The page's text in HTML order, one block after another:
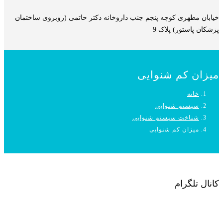
خیابان مطهری کوچه پنجم جنب داروخانه دکتر حاتمی (روبروی ساختمان
پزشکان پاستور) پلاک 9
میزان کم شنوایی
خانه
سیستم شنوایی
شناخت سیستم شنوایی
میزان کم شنوایی
کانال تلگرام